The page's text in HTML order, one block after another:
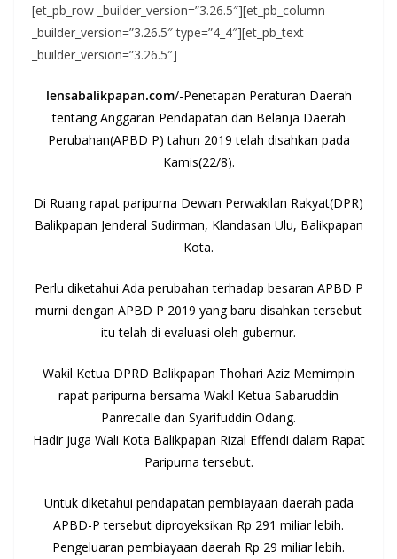
[et_pb_row _builder_version=”3.26.5″][et_pb_column
_builder_version=”3.26.5″ type=”4_4″][et_pb_text
_builder_version=”3.26.5″]
lensabalikpapan.com/-Penetapan Peraturan Daerah
tentang Anggaran Pendapatan dan Belanja Daerah
Perubahan(APBD P) tahun 2019 telah disahkan pada
Kamis(22/8).
Di Ruang rapat paripurna Dewan Perwakilan Rakyat(DPR)
Balikpapan Jenderal Sudirman, Klandasan Ulu, Balikpapan
Kota.
Perlu diketahui Ada perubahan terhadap besaran APBD P
murni dengan APBD P 2019 yang baru disahkan tersebut
itu telah di evaluasi oleh gubernur.
Wakil Ketua DPRD Balikpapan Thohari Aziz Memimpin
rapat paripurna bersama Wakil Ketua Sabaruddin
Panrecalle dan Syarifuddin Odang.
Hadir juga Wali Kota Balikpapan Rizal Effendi dalam Rapat
Paripurna tersebut.
Untuk diketahui pendapatan pembiayaan daerah pada
APBD-P tersebut diproyeksikan Rp 291 miliar lebih.
Pengeluaran pembiayaan daerah Rp 29 miliar lebih.